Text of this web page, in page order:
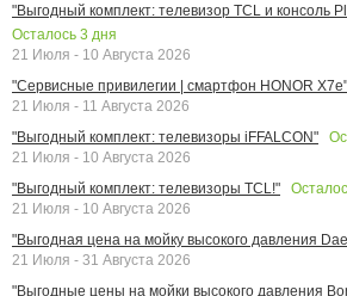
"Выгодный комплект: телевизор TCL и консоль
Осталось 3 дня
21 Июля - 10 Августа 2026
"Сервисные привилегии | смартфон HONOR X7e"
21 Июля - 11 Августа 2026
"Выгодный комплект: телевизоры iFFALCON"
21 Июля - 10 Августа 2026
"Выгодный комплект: телевизоры TCL!"
21 Июля - 10 Августа 2026
"Выгодная цена на мойку высокого давления
21 Июля - 31 Августа 2026
"Выгодные цены на мойки высокого давления